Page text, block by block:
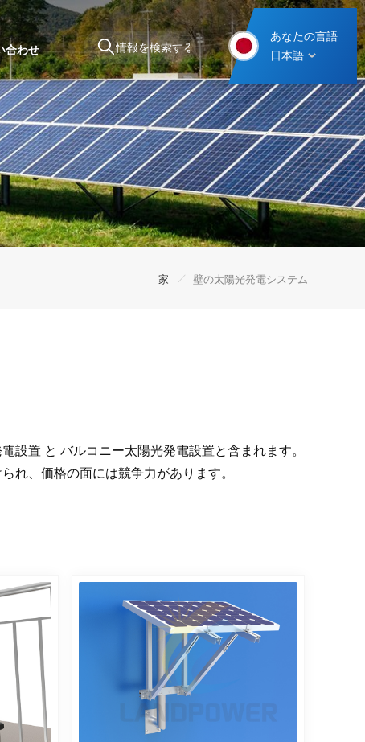
あなたの言語
日本語
合わせ
家 / 壁の太陽光発電システム
設置 と バルコニー太陽光発電設置と含まれます。
れ、価格の面には競争力があります。